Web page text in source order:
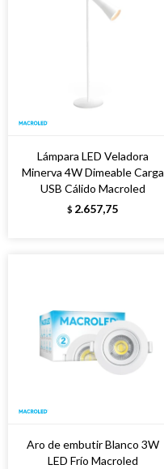
Lámpara LED Veladora
Minerva 4W Dimeable Carga
USB Cálido Macroled
$ 2.657,75
Aro de embutir Blanco 3W
LED Frío Macroled